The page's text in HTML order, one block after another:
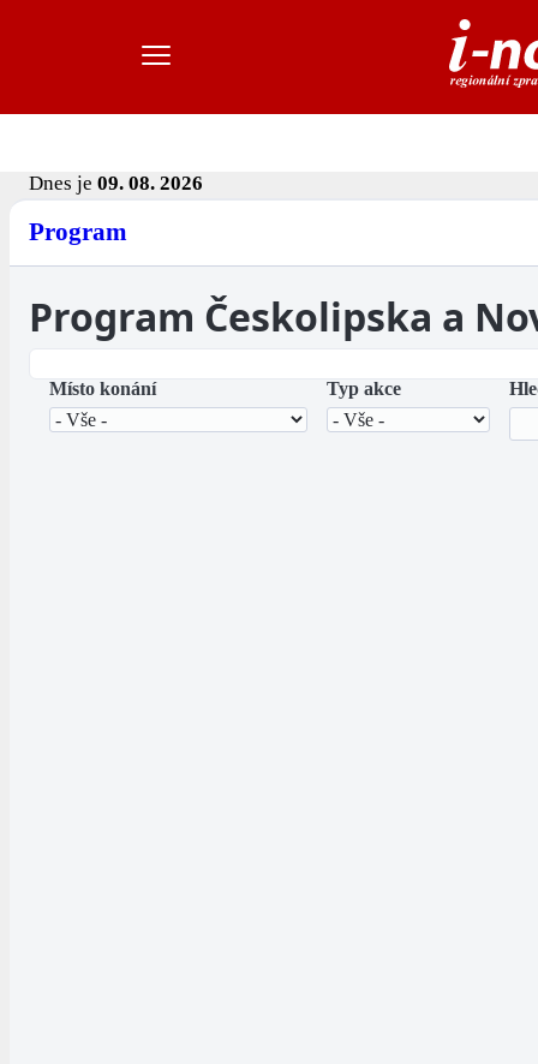
Dnes je 09. 08. 2026
Program
Program Českolipska a
Místo konání Typ akce